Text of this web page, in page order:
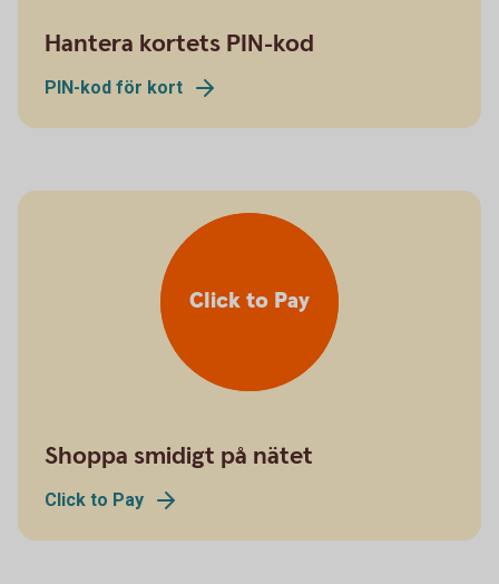
Hantera kortets PIN-kod
PIN-kod för kort
Click to Pay
Shoppa smidigt på nätet
Click to Pay